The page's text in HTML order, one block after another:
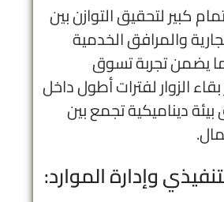
كبير لتحقيق التوازن بين
والمرافق الخدمية
يضمن تجربة تسوق
الزوار لفترات أطول داخل
ديناميكية تجمع بين
وإدارة الموارد: